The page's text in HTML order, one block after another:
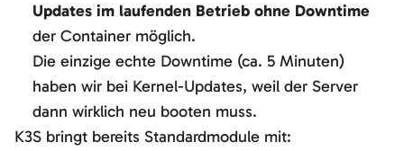
Updates im laufenden Betrieb ohne Downtime
der Container möglich.
Die einzige echte Downtime (ca. 5 Minuten)
haben wir bei Kernel-Updates, weil der Server
dann wirklich neu booten muss.
K3S bringt bereits Standardmodule mit: